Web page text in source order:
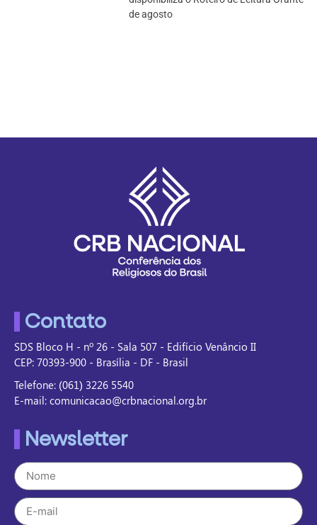
de agosto
Contato
SDS Bloco H - nº 26 - Sala 507 - Edifício Venâncio II
CEP: 70393-900 - Brasília - DF - Brasil
Telefone: (061) 3226 5540
E-mail: comunicacao@crbnacional.org.br
Newsletter